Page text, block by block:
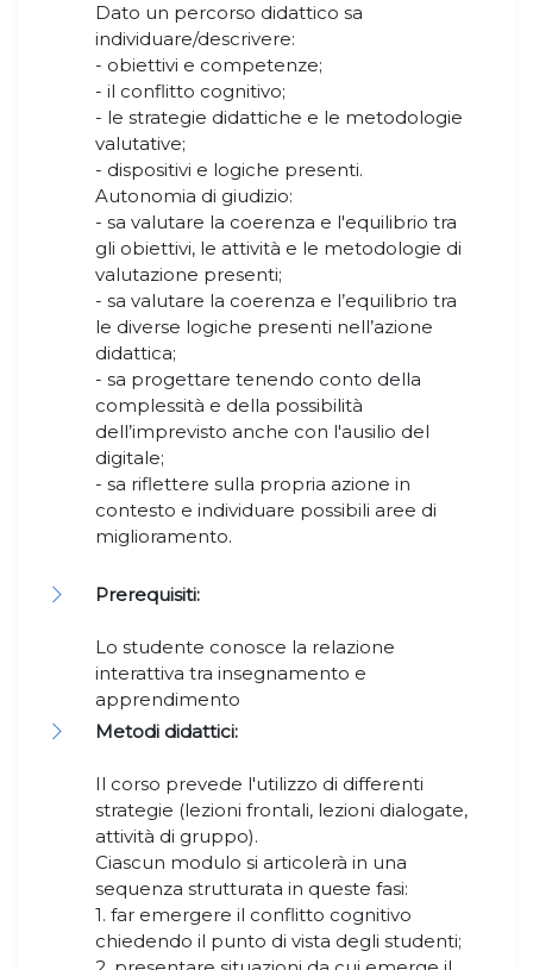
Dato un percorso didattico sa
individuare/descrivere:
- obiettivi e competenze;
- il conflitto cognitivo;
- le strategie didattiche e le metodologie
valutative;
- dispositivi e logiche presenti.
Autonomia di giudizio:
- sa valutare la coerenza e l'equilibrio tra
gli obiettivi, le attività e le metodologie di
valutazione presenti;
- sa valutare la coerenza e l’equilibrio tra
le diverse logiche presenti nell’azione
didattica;
- sa progettare tenendo conto della
complessità e della possibilità
dell’imprevisto anche con l'ausilio del
digitale;
- sa riflettere sulla propria azione in
contesto e individuare possibili aree di
miglioramento.
Prerequisiti:
Lo studente conosce la relazione
interattiva tra insegnamento e
apprendimento
Metodi didattici:
Il corso prevede l'utilizzo di differenti
strategie (lezioni frontali, lezioni dialogate,
attività di gruppo).
Ciascun modulo si articolerà in una
sequenza strutturata in queste fasi:
1. far emergere il conflitto cognitivo
chiedendo il punto di vista degli studenti;